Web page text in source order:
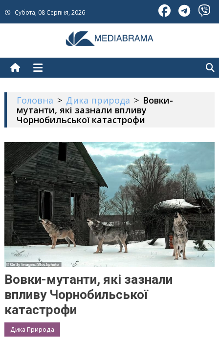
to
Субота, 08 Серпня, 2026
Головна > Дика природа > Вовки-
мутанти, які зазнали впливу
Чорнобильської катастрофи
Вовки-мутанти, які зазнали
впливу Чорнобильської
катастрофи
Дика Природа